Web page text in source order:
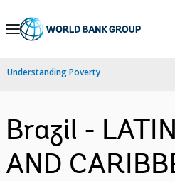
Skip
Navigation
Understanding Poverty
Brazil -
AND